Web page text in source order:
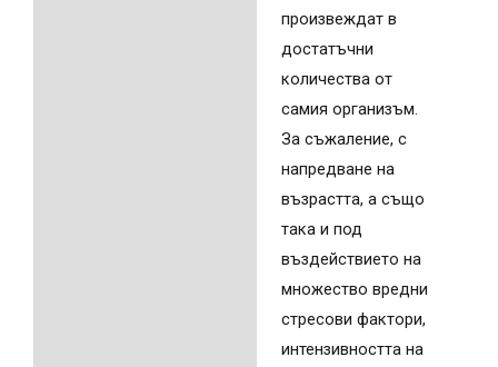
произвеждат в
достатъчни
количества от
самия организъм.
За съжаление, с
напредване на
възрастта, а също
така и под
въздействието на
множество вредни
стресови фактори,
интензивността на